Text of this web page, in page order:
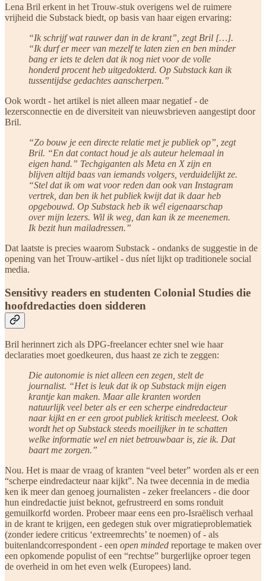
Lena Bril erkent in het Trouw-stuk overigens wel de ruimere
vrijheid die Substack biedt, op basis van haar eigen ervaring:
“Ik schrijf wat rauwer dan in de krant”, zegt Bril […].
“Ik durf er meer van mezelf te laten zien en ben minder
bang er iets te delen dat ik nog niet voor de volle
honderd procent heb uitgedokterd. Op Substack kan ik
tussentijdse gedachtes aanscherpen.”
Ook wordt - het artikel is niet alleen maar negatief - de
lezersconnectie en de diversiteit van nieuwsbrieven aangestipt door
Bril.
“Zo bouw je een directe relatie met je publiek op”, zegt
Bril. “En dat contact houd je als auteur helemaal in
eigen hand.” Techgiganten als Meta en X zijn en
blijven altijd baas van iemands volgers, verduidelijkt ze.
“Stel dat ik om wat voor reden dan ook van Instagram
vertrek, dan ben ik het publiek kwijt dat ik daar heb
opgebouwd. Op Substack heb ik wél eigenaarschap
over mijn lezers. Wil ik weg, dan kan ik ze meenemen.
Ik bezit hun mailadressen.”
Dat laatste is precies waarom Substack - ondanks de suggestie in de
opening van het Trouw-artikel - dus níet lijkt op traditionele social
media.
Sensitivy readers en studenten Colonial Studies die
hoofdredacties doen sidderen
Bril herinnert zich als DPG-freelancer echter snel wie haar
declaraties moet goedkeuren, dus haast ze zich te zeggen:
Die autonomie is niet alleen een zegen, stelt de
journalist. “Het is leuk dat ik op Substack mijn eigen
krantje kan maken. Maar alle kranten worden
natuurlijk veel beter als er een scherpe eindredacteur
naar kijkt en er een groot publiek kritisch meeleest. Ook
wordt het op Substack steeds moeilijker in te schatten
welke informatie wel en niet betrouwbaar is, zie ik. Dat
baart me zorgen.”
Nou. Het is maar de vraag of kranten “veel beter” worden als er een
“scherpe eindredacteur naar kijkt”. Na twee decennia in de media
ken ik meer dan genoeg journalisten - zeker freelancers - die door
hun eindredactie juist beknot, gefrustreerd en soms ronduit
gemuilkorfd worden. Probeer maar eens een pro-Israëlisch verhaal
in de krant te krijgen, een gedegen stuk over migratieproblematiek
(zonder iedere criticus ‘extreemrechts’ te noemen) of - als
buitenlandcorrespondent - een open minded reportage te maken over
een opkomende populist of een “rechtse” burgerlijke oproer tegen
de overheid in om het even welk (Europees) land.